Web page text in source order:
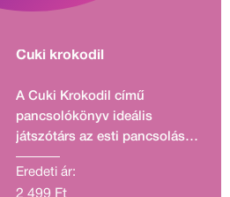
Cuki krokodil
A Cuki Krokodil című
pancsolókönyv ideális
játszótárs az esti pancsolás
során. A kézbebújtatós,
színpompás, vízhatlan lapozó
Eredeti ár: